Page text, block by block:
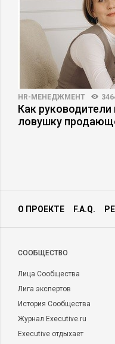
HR-МЕНЕДЖМЕНТ
Как
ловушку
О ПРОЕКТЕ F.A.Q.
CООБЩЕСТВО
Лица Сообщества
Лига экспертов
История Сообщества
Журнал Executive.ru
Executive отдыхает